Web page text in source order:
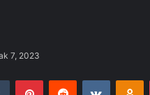
7, 2023
Tumblr PinterestReddit